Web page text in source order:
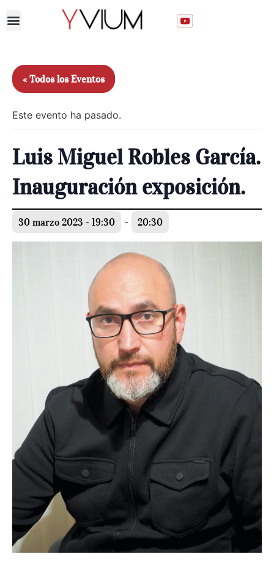
« Todos los Eventos
Este evento ha pasado.
Luis Miguel Robles García.
Inauguración exposición.
30 marzo 2023 - 19:30 - 20:30